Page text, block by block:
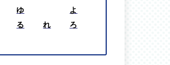
ゆ
よ
る れ
ろ